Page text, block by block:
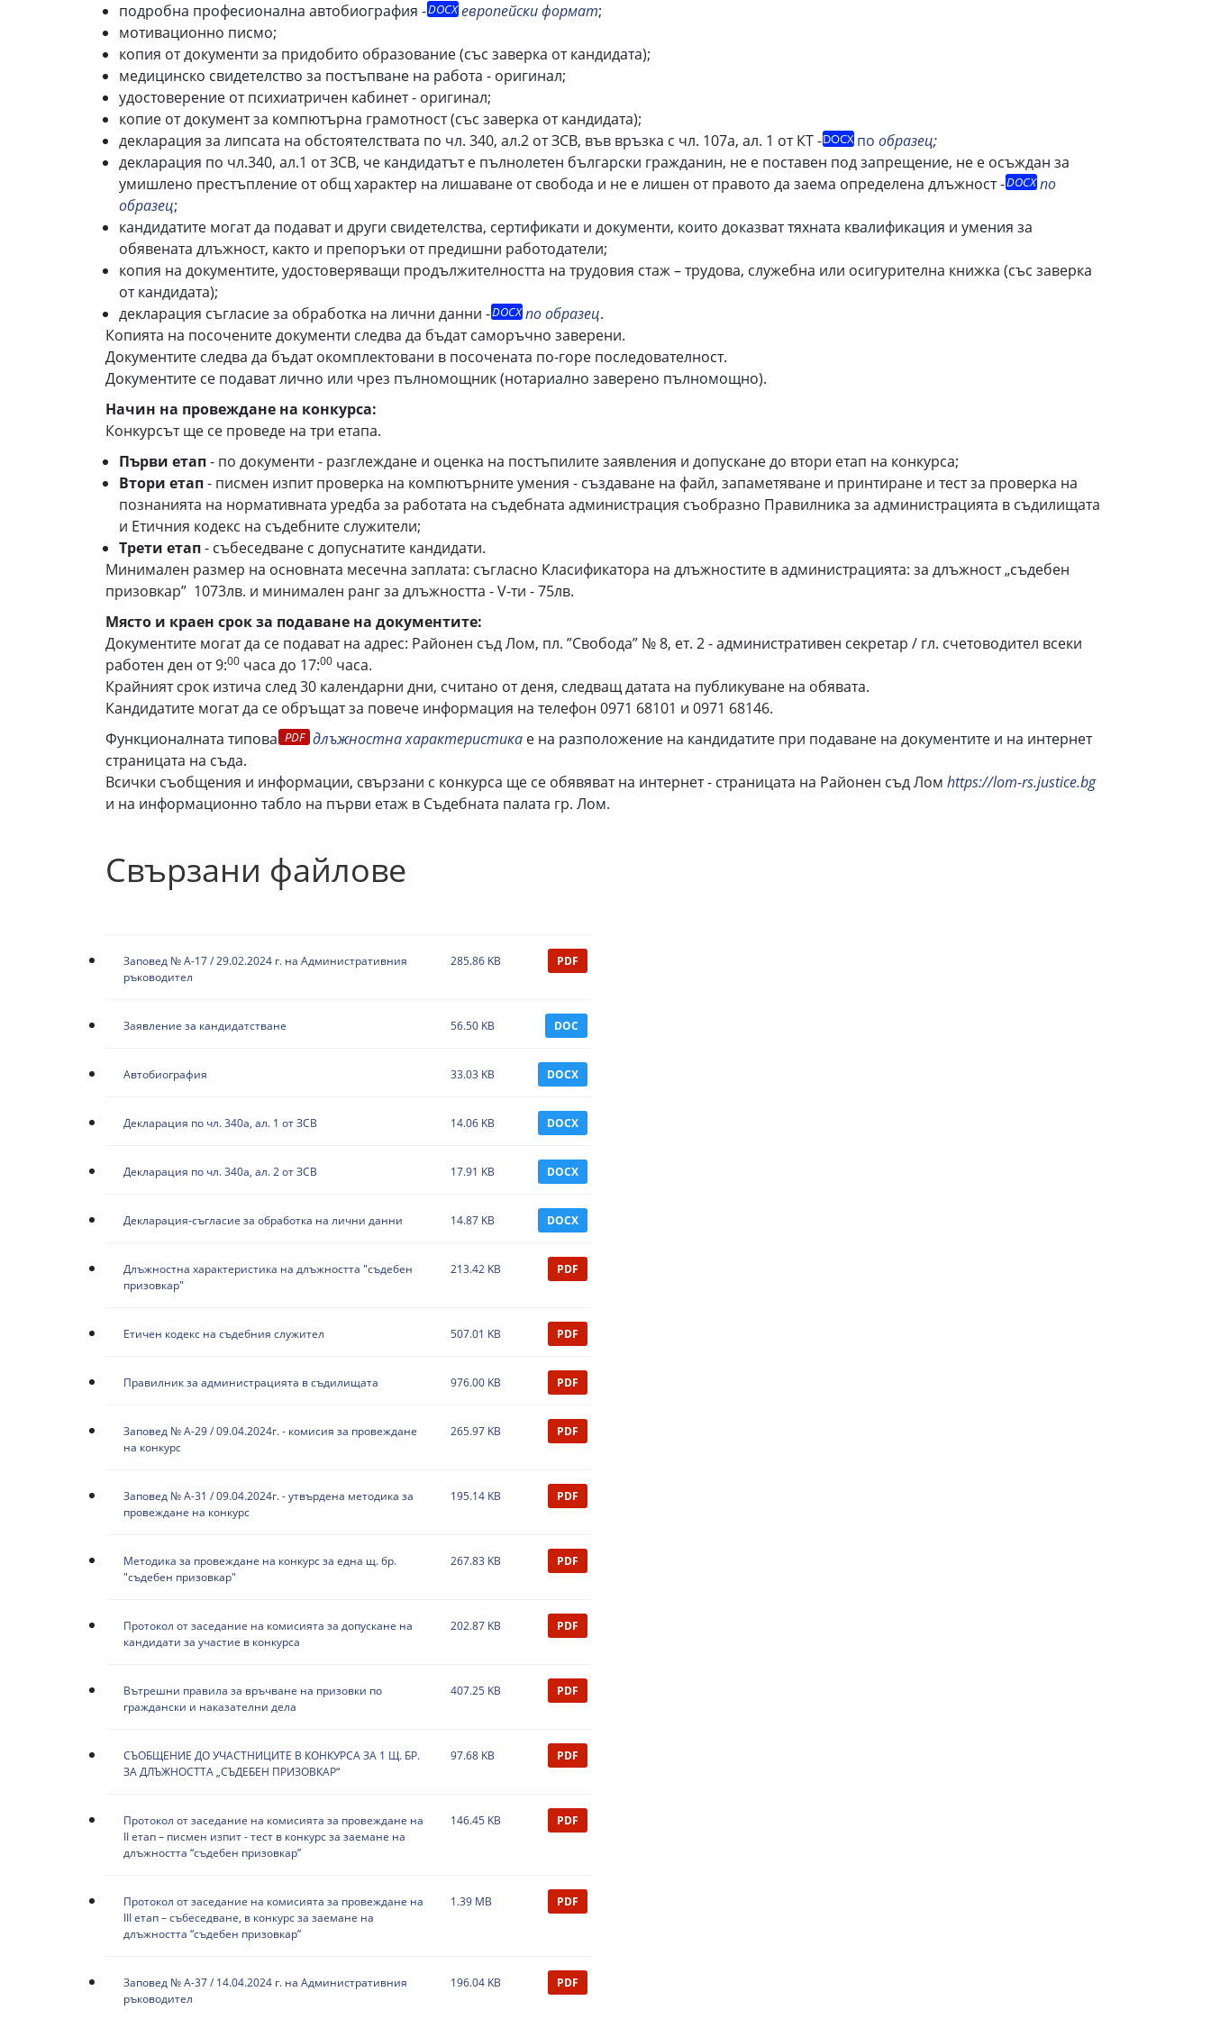
подробна професионална автобиография -
европейски формат;
мотивационно писмо;
копия от документи за придобито образование (със заверка от кандидата);
медицинско свидетелство за постъпване на работа - оригинал;
удостоверение от психиатричен кабинет - оригинал;
копие от документ за компютърна грамотност (със заверка от кандидата);
декларация за липсата на обстоятелствата по чл. 340, ал.2 от ЗСВ, във връзка с чл. 107а, ал. 1 от КТ -
по образец;
декларация по чл.340, ал.1 от ЗСВ, че кандидатът е пълнолетен български гражданин, не е поставен под запрещение, не е осъждан за
умишлено престъпление от общ характер на лишаване от свобода и не е лишен от правото да заема определена длъжност -
по
образец;
кандидатите могат да подават и други свидетелства, сертификати и документи, които доказват тяхната квалификация и умения за
обявената длъжност, както и препоръки от предишни работодатели;
копия на документите, удостоверяващи продължителността на трудовия стаж – трудова, служебна или осигурителна книжка (със заверка
от кандидата);
декларация съгласие за обработка на лични данни -
по образец.
Копията на посочените документи следва да бъдат саморъчно заверени.
Документите следва да бъдат окомплектовани в посочената по-горе последователност.
Документите се подават лично или чрез пълномощник (нотариално заверено пълномощно).
Начин на провеждане на конкурса:
Конкурсът ще се проведе на три етапа.
Първи етап- по документи - разглеждане и оценка на постъпилите заявления и допускане до втори етап на конкурса;
Втори етап- писмен изпит проверка на компютърните умения - създаване на файл, запаметяване и принтиране и тест за проверка на
познанията на нормативната уредба за работата на съдебната администрация съобразно Правилника за администрацията в съдилищата
и Етичния кодекс на съдебните служители;
Трети етап- събеседване с допуснатите кандидати.
Минимален размер на основната месечна заплата: съгласно Класификатора на длъжностите в администрацията: за длъжност „съдебен
призовкар” 1073лв. и минимален ранг за длъжността - V-ти - 75лв.
Място и краен срок за подаване на документите:
Документите могат да се подават на адрес: Районен съд Лом, пл. ”Свобода” № 8, ет. 2 - административен секретар / гл. счетоводител всеки
работен ден от 9:00 часа до 17:00 часа.
Крайният срок изтича след 30 календарни дни, считано от деня, следващ датата на публикуване на обявата.
Кандидатите могат да се обръщат за повече информация на телефон 0971 68101 и 0971 68146.
Функционалната типова
длъжностна характеристика е на разположение на кандидатите при подаване на документите и на интернет
страницата на съда.
Всички съобщения и информации, свързани с конкурса ще се обявяват на интернет - страницата на Районен съд Лом https://lom-rs.justice.bg
и на информационно табло на първи етаж в Съдебната палата гр. Лом.
Свързани файлове
Заповед № А-17 / 29.02.2024 г. на Административния
ръководител
285.86 KB PDF
Заявление за кандидатстване 56.50 KB DOC
Автобиография 33.03 KB DOCX
Декларация по чл. 340а, ал. 1 от ЗСВ 14.06 KB DOCX
Декларация по чл. 340а, ал. 2 от ЗСВ 17.91 KB DOCX
Декларация-съгласие за обработка на лични данни 14.87 KB DOCX
Длъжностна характеристика на длъжността "съдебен
призовкар"
213.42 KB PDF
Етичен кодекс на съдебния служител 507.01 KB PDF
Правилник за администрацията в съдилищата 976.00 KB PDF
Заповед № А-29 / 09.04.2024г. - комисия за провеждане
на конкурс
265.97 KB PDF
Заповед № А-31 / 09.04.2024г. - утвърдена методика за
провеждане на конкурс
195.14 KB PDF
Методика за провеждане на конкурс за една щ. бр.
"съдебен призовкар"
267.83 KB PDF
Протокол от заседание на комисията за допускане на
кандидати за участие в конкурса
202.87 KB PDF
Вътрешни правила за връчване на призовки по
граждански и наказателни дела
407.25 KB PDF
СЪОБЩЕНИЕ ДО УЧАСТНИЦИТЕ В КОНКУРСА ЗА 1 Щ. БР.
ЗА ДЛЪЖНОСТТА „СЪДЕБЕН ПРИЗОВКАР“
97.68 KB PDF
Протокол от заседание на комисията за провеждане на
II етап – писмен изпит - тест в конкурс за заемане на
длъжността “съдебен призовкар”
146.45 KB PDF
Протокол от заседание на комисията за провеждане на
III етап – събеседване, в конкурс за заемане на
длъжността “съдебен призовкар”
1.39 MB PDF
Заповед № А-37 / 14.04.2024 г. на Административния
ръководител
196.04 KB PDF